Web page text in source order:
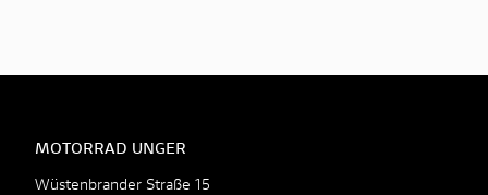
MOTORRAD UNGER
Wüstenbrander Straße 15